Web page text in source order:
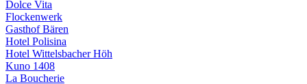
Dolce Vita
Flockenwerk
Gasthof Bären
Hotel Polisina
Hotel Wittelsbacher Höh
Kuno 1408
La Boucherie